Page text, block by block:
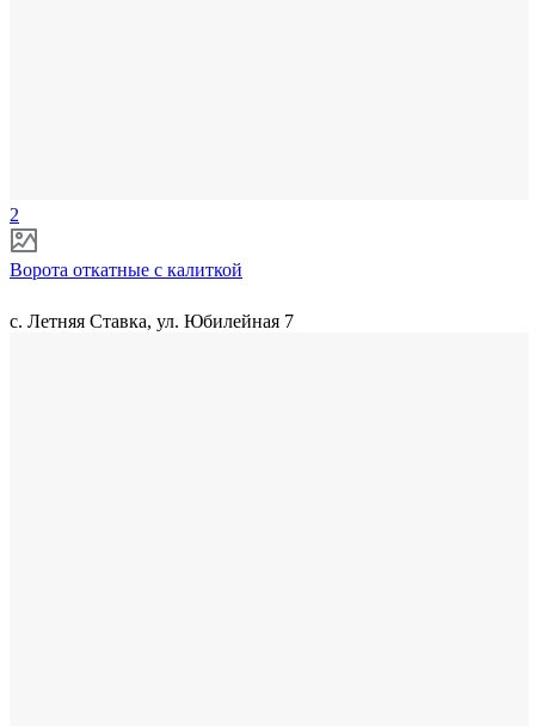
2
Ворота откатные с калиткой
с. Летняя Ставка, ул. Юбилейная 7